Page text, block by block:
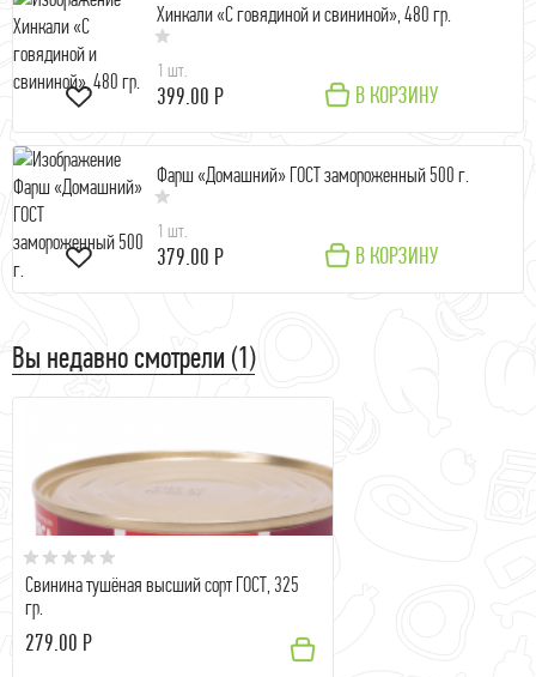
Хинкали «С говядиной и свининой», 480 гр.
1 шт.
399.00 Р В КОРЗИНУ
Фарш «Домашний» ГОСТ замороженный 500 г.
1 шт.
379.00 Р В КОРЗИНУ
Вы недавно смотрели (1)
Свинина тушёная высший сорт ГОСТ, 325
гр.
279.00 Р